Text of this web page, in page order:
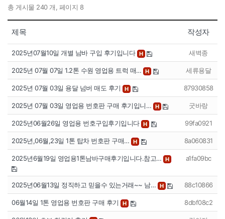
총 게시물 240 개, 페이지 8
제목 작성자
2025년07월10일 개별 남바 구입 후기입니다 H 새벽종
2025년 07월 07일 1.2톤 수원 영업용 트럭 매… H 세류용달
2025년 07월 03일 용달 넘버 매도 후기 H 87930858
2025년 07월 03일 영업용 번호판 구매 후기입니… H 굿바랑
2025년06월26일 영업용 번호구입후기입니다 H 99fa0921
2025년,06월,23일 1톤 탑차 번호판 구매… H 8a060831
2025년6월19일 영업용1톤남바구매후기입니다.참고… H a1fa09bc
2025년06월13일 정직하고 믿을수 있는거래~~ 남… H 88c10866
06월14일 1톤 영업용 번호판 구매 후기 H 8dbf08c2